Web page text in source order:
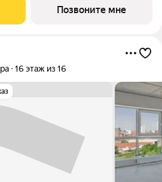
этаже, площадью 125.8кв.м. Срок
Подробнее о
Позвоните мне
16 этаж из 16